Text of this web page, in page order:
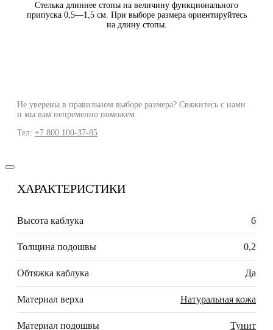
Стелька длиннее стопы на величину функционального
припуска 0,5—1,5 см. При выборе размера ориентируйтесь
на длину стопы.
Не уверены в правильном выборе размера? Свяжитесь с нами
и мы вам непременно поможем
Тел: +7 800 100-37-85
ХАРАКТЕРИСТИКИ
Высота каблука 6
Толщина подошвы 0,2
Обтяжка каблука Да
Материал верха Натуральная кожа
Материал подошвы Тунит